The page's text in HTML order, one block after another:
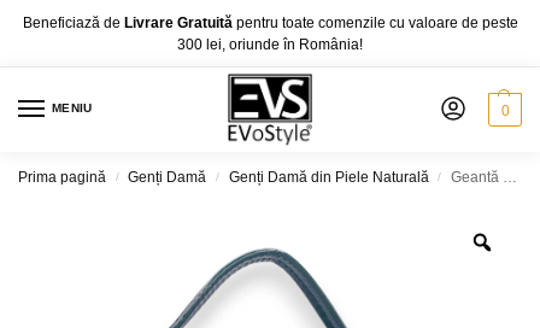
Beneficiază de Livrare Gratuită pentru toate comenzile cu valoare de peste
300 lei, oriunde în România!
MENIU 0
Prima pagină / Genți Damă / Genți Damă din Piele Naturală / Geantă damă, Velina Fabbiano VF8027-1, culoare Verde